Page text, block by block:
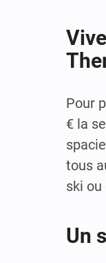
Pour
€ la
tous
ski ou
Un